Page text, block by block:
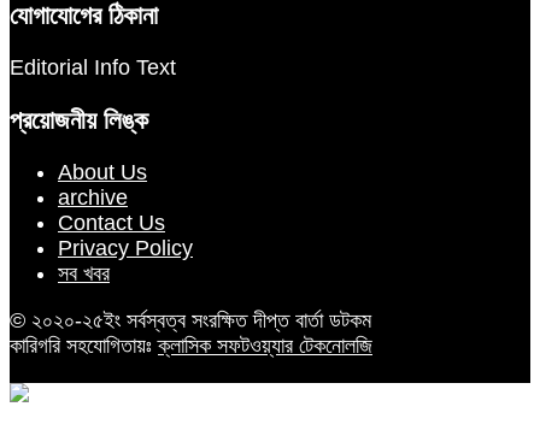
যোগাযোগের ঠিকানা
Editorial Info Text
প্রয়োজনীয় লিঙ্ক
About Us
archive
Contact Us
Privacy Policy
সব খবর
© ২০২০-২৫ইং সর্বস্বত্ব সংরক্ষিত দীপ্ত বার্তা ডটকম
কারিগরি সহযোগিতায়ঃক্লাসিক সফটওয়্যার টেকনোলজি